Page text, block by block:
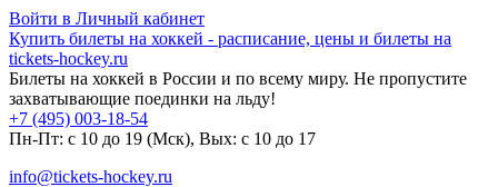
Войти в Личный кабинет
Купить билеты на хоккей - расписание, цены и билеты на
tickets-hockey.ru
Билеты на хоккей в России и по всему миру. Не пропустите
захватывающие поединки на льду!
+7 (495) 003-18-54
Пн-Пт: c 10 до 19 (Мск), Вых: с 10 до 17
info@tickets-hockey.ru